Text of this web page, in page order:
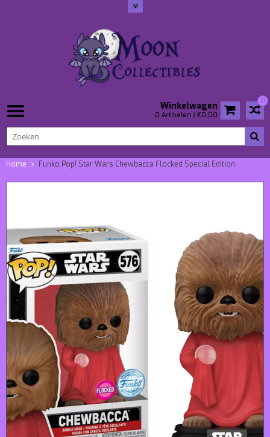
0
Winkelwagen
0 Artikelen / €0,00
Home Funko Pop! Star Wars Chewbacca Flocked Special Edition